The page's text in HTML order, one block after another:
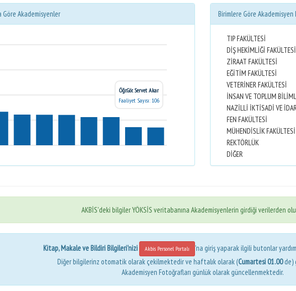
Göre Akademisyenler
Öğr.Gör. Servet Akar
Faaliyet Sayısı: 106
Birimlere Göre Akademisyen
TIP FAKÜLTESİ
DİŞ HEKİMLİĞİ FAKÜLTESİ
ZİRAAT FAKÜLTESİ
EĞİTİM FAKÜLTESİ
VETERİNER FAKÜLTESİ
İNSAN VE TOPLUM
FEN FAKÜLTESİ
MÜHENDİSLİK FAKÜLTESİ
REKTÖRLÜK
DİĞER
AKBİS'deki bilgiler YÖKSİS veritabanına Akademisyenlerin girdiği verilerden
Kitap, Makale ve Bildiri Bilgileri'nizi Akbis Personel Portalı
'na giriş yaparak ilgili butonlar
Diğer bilgilerinz otomatik olarak çekilmektedir ve haftalık olarak (Cumartesi 01.00de)
Akademisyen Fotoğrafları günlük olarak güncellenmektedir.